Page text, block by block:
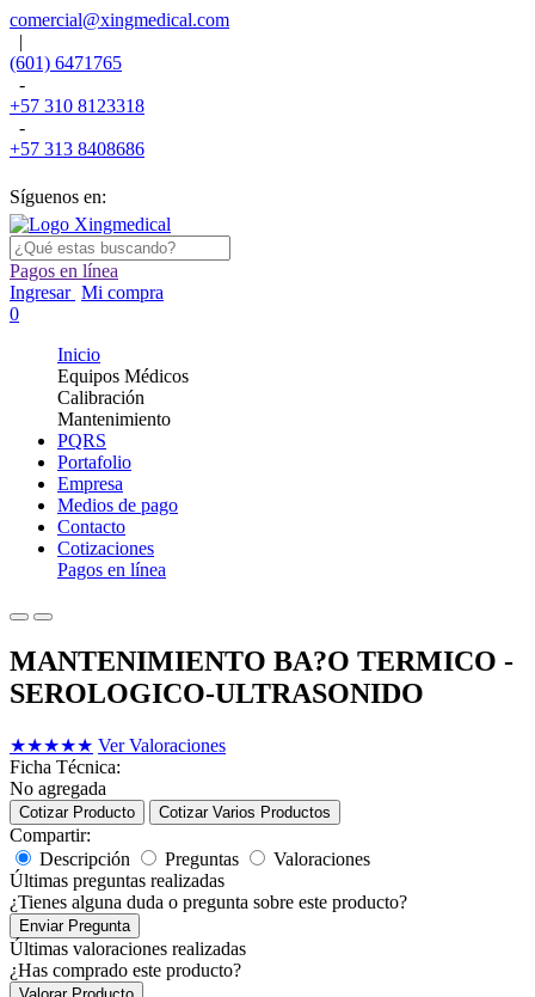
comercial@xingmedical.com
|
(601) 6471765
-
+57 310 8123318
-
+57 313 8408686
Síguenos en:
Pagos en línea
Ingresar Mi compra
0
Inicio
Equipos Médicos
Calibración
Mantenimiento
PQRS
Portafolio
Empresa
Medios de pago
Contacto
Cotizaciones
Pagos en línea
MANTENIMIENTO BA?O TERMICO -
SEROLOGICO-ULTRASONIDO
★★★★★ Ver Valoraciones
Ficha Técnica:
No agregada
Cotizar Producto Cotizar Varios Productos
Compartir:
Descripción
Preguntas
Valoraciones
Últimas preguntas realizadas
¿Tienes alguna duda o pregunta sobre este producto?
Enviar Pregunta
Últimas valoraciones realizadas
¿Has comprado este producto?